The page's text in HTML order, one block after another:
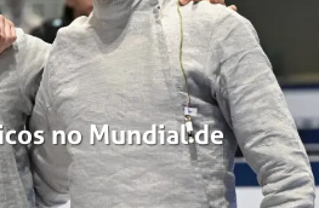
no Mundial de